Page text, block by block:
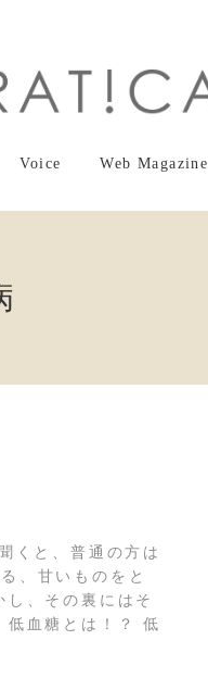
Voice Web Magazine
くと、普通の方は
、甘いものをと
、その裏にはそ
低血糖とは！？ 低